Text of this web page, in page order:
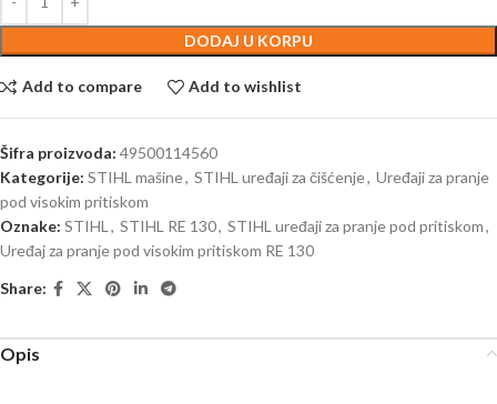
DODAJ U KORPU
Add to compare Add to wishlist
Šifra proizvoda: 49500114560
Kategorije: STIHL mašine, STIHL uređaji za čišćenje, Uređaji za pranje
pod visokim pritiskom
Oznake: STIHL , STIHL RE 130, STIHL uređaji za pranje pod pritiskom,
Uređaj za pranje pod visokim pritiskom RE 130
Share:
Opis